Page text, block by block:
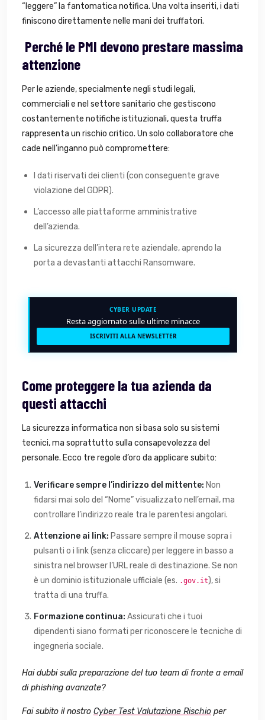
“leggere” la fantomatica notifica. Una volta inseriti, i dati
finiscono direttamente nelle mani dei truffatori.
Perché le PMI devono prestare massima
attenzione
Per le aziende, specialmente negli studi legali,
commerciali e nel settore sanitario che gestiscono
costantemente notifiche istituzionali, questa truffa
rappresenta un rischio critico. Un solo collaboratore che
cade nell’inganno può compromettere:
I dati riservati dei clienti (con conseguente grave
violazione del GDPR).
L’accesso alle piattaforme amministrative
dell’azienda.
La sicurezza dell’intera rete aziendale, aprendo la
porta a devastanti attacchi Ransomware.
CYBER UPDATE
Resta aggiornato sulle ultime minacce
ISCRIVITI ALLA NEWSLETTER
Come proteggere la tua azienda da
questi attacchi
La sicurezza informatica non si basa solo su sistemi
tecnici, ma soprattutto sulla consapevolezza del
personale. Ecco tre regole d’oro da applicare subito:
Verificare sempre l’indirizzo del mittente: Non
fidarsi mai solo del “Nome” visualizzato nell’email, ma
controllare l’indirizzo reale tra le parentesi angolari.
Attenzione ai link: Passare sempre il mouse sopra i
pulsanti o i link (senza cliccare) per leggere in basso a
sinistra nel browser l’URL reale di destinazione. Se non
è un dominio istituzionale ufficiale (es. .gov.it), si
tratta di una truffa.
Formazione continua: Assicurati che i tuoi
dipendenti siano formati per riconoscere le tecniche di
ingegneria sociale.
Hai dubbi sulla preparazione del tuo team di fronte a email
di phishing avanzate?
Fai subito il nostro Cyber Test Valutazione Rischio per